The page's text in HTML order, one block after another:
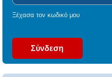
Ξέχασα τον κωδικό μου